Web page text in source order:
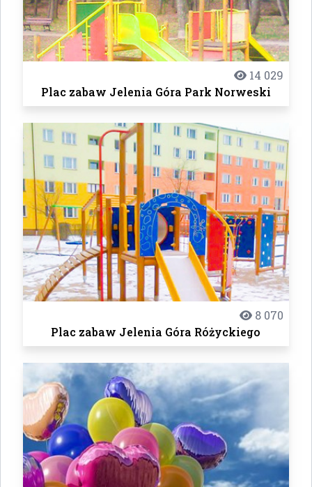
14 029
Plac zabaw Jelenia Góra Park Norweski
8 070
Plac zabaw Jelenia Góra Różyckiego